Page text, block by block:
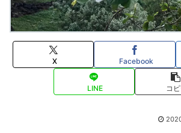
X Facebook
LINE コ